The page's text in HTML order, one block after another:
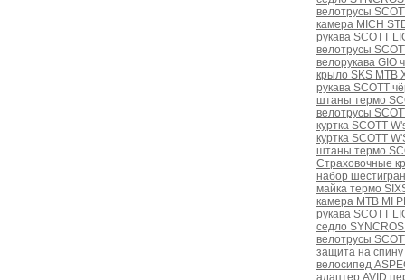
велотрусы
камера MICH
рукава SCOTT
велотрусы
велорукава GIO
крыло SKS MTB
рукава SCOTT
штаны термо
велотрусы
куртка SCOTT
куртка SCOTT
штаны термо
Страховочные
набор
майка термо
камера MTB MI
рукава SCOTT
седло
велотрусы
защита на спину
велосипед